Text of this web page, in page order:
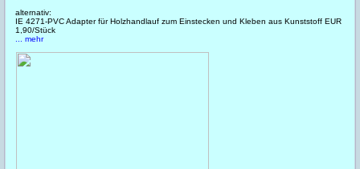
alternativ:
IE 4271-PVC Adapter für Holzhandlauf zum Einstecken und Kleben aus Kunststoff EUR
1,90/Stück
... mehr